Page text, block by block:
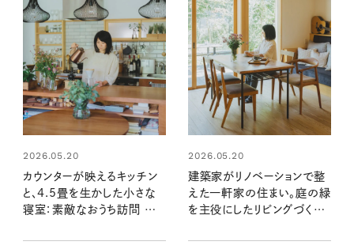
2026.05.20
カウンターが映えるキッチン
と、4.5畳を生かした小さな
寝室：素敵なおうち訪問 平
2026.05.20
建築家がリノベーションで整
えた一軒家の住まい。庭の緑
を主役にしたリビングづくり：
宅 前編